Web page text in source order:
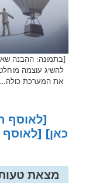
[בתמונה: ההבנה שאין
להשיג עוצמה
את המערכת כולה…
[לאוסף
כאן]
מצאת